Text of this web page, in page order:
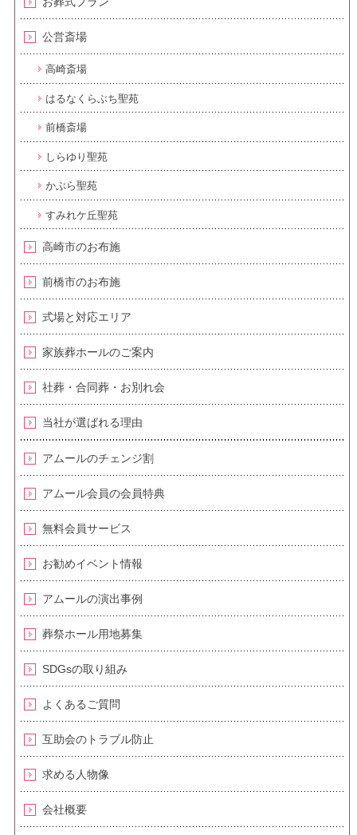
公営斎場
高崎斎場
はるなくらぶち聖苑
前橋斎場
しらゆり聖苑
かぶら聖苑
すみれケ丘聖苑
高崎市のお布施
前橋市のお布施
式場と対応エリア
家族葬ホールのご案内
社葬・合同葬・お別れ会
当社が選ばれる理由
アムールのチェンジ割
アムール会員の会員特典
無料会員サービス
お勧めイベント情報
アムールの演出事例
葬祭ホール用地募集
SDGsの取り組み
よくあるご質問
互助会のトラブル防止
求める人物像
会社概要